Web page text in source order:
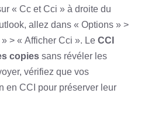
« Cc et Cci » à droite du
allez dans « Options » >
> « Afficher Cci ». Le CCI
copies sans révéler les
vérifiez que vos
en CCI pour préserver leur